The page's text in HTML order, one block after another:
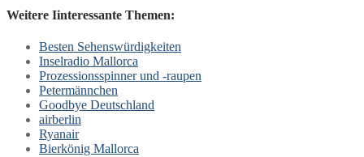
Weitere Iinteressante Themen:
Besten Sehenswürdigkeiten
Inselradio Mallorca
Prozessionsspinner und -raupen
Petermännchen
Goodbye Deutschland
airberlin
Ryanair
Bierkönig Mallorca